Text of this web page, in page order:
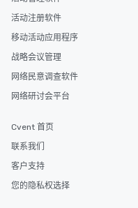
活动注册软件
移动活动应用程序
战略会议管理
网络民意调查软件
网络研讨会平台
Cvent 首页
联系我们
客户支持
您的隐私权选择